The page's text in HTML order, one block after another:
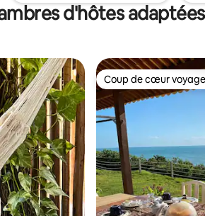
d'hôtes
Coup de cœur
Coup de cœur